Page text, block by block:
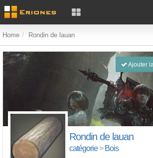
Home Rondin de lauan
Ajouter
Rondin de lauan
catégorie> Bois